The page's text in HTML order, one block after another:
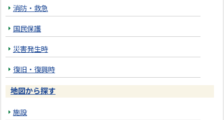
消防・救急
国民保護
災害発生時
復旧・復興時
地図から探す
施設